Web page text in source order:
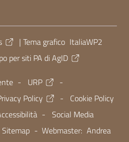
| Tema grafico ItaliaWP2
per siti PA di AgID
- URP
-
Policy -
Cookie Policy
- Social Media
Sitemap - Webmaster: Andrea